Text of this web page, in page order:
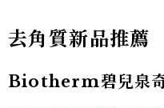
去角質新品推薦
Biotherm碧兒泉奇